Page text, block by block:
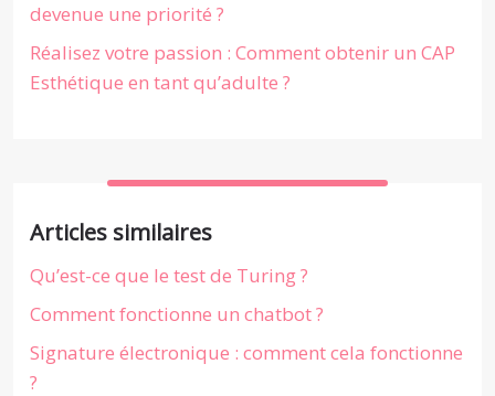
devenue une priorité ?
Réalisez votre passion : Comment obtenir un CAP
Esthétique en tant qu’adulte ?
Articles similaires
Qu’est-ce que le test de Turing ?
Comment fonctionne un chatbot ?
Signature électronique : comment cela fonctionne
?